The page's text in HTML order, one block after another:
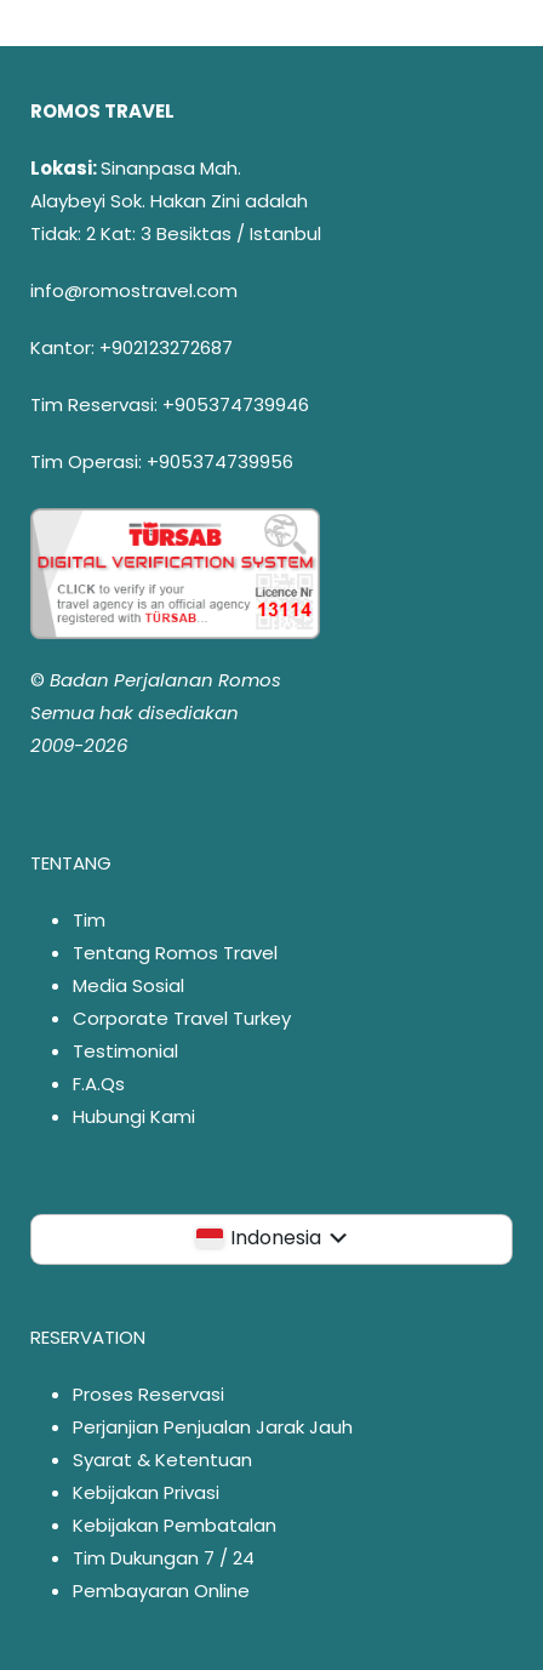
ROMOS TRAVEL
Lokasi:Sinanpasa Mah.
Alaybeyi Sok. Hakan Zini adalah
Tidak: 2 Kat: 3 Besiktas / Istanbul
info@romostravel.com
Kantor: +902123272687
Tim Reservasi: +905374739946
Tim Operasi: +905374739956
© Badan Perjalanan Romos
Semua hak disediakan
2009-2026
TENTANG
Tim
Tentang Romos Travel
Media Sosial
Corporate Travel Turkey
Testimonial
F.A.Qs
Hubungi Kami
Indonesia
RESERVATION
Proses Reservasi
Perjanjian Penjualan Jarak Jauh
Syarat & Ketentuan
Kebijakan Privasi
Kebijakan Pembatalan
Tim Dukungan 7 / 24
Pembayaran Online